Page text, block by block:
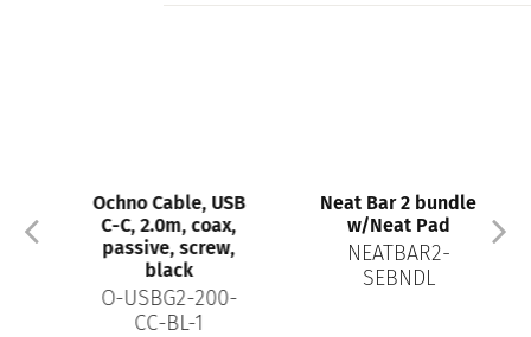
Ochno Cable, USB
C-C, 2.0m, coax,
passive, screw,
black
O-USBG2-200-
CC-BL-1
Neat Bar 2 bundle
w/Neat Pad
NEATBAR2-
SEBNDL